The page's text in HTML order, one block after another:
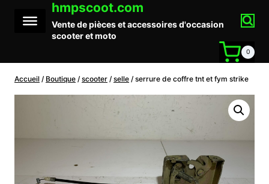
contenu
hmpscoot.com
Vente de pièces et accessoires d'occasion
scooter et moto
0
Accueil / Boutique / scooter / selle / serrure de coffre tnt et fym strike